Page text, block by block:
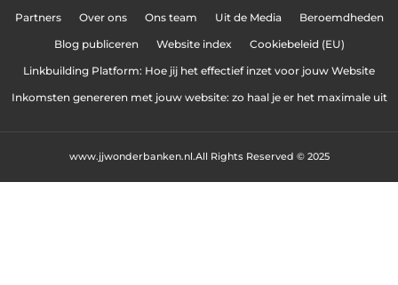
Partners Over ons Ons team Uit de Media Beroemdheden
Blog publiceren Website index Cookiebeleid (EU)
Linkbuilding Platform: Hoe jij het effectief inzet voor jouw Website
Inkomsten genereren met jouw website: zo haal je er het maximale uit
All Rights Reserved © 2025
www.jjwonderbanken.nl.